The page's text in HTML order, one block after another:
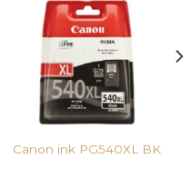
Canon ink PG540XL BK